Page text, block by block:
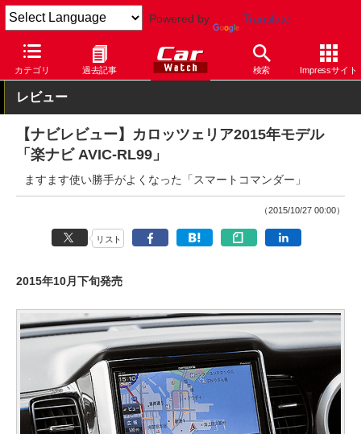
Powered by Translate
カテゴリ 過去記事 検索 Impressサイト
Car Watch パーツ カー用品 カーナビ
レビュー
【ナビレビュー】カロッツェリア2015年モデル
「楽ナビ AVIC-RL99」
ますます使い勝手がよくなった「スマートコマンダー」
（2015/10/27 00:00）
リスト
2015年10月下旬発売